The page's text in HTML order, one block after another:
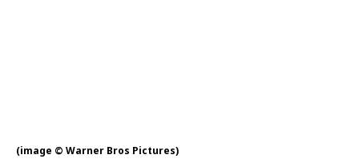
(image © Warner Bros Pictures)